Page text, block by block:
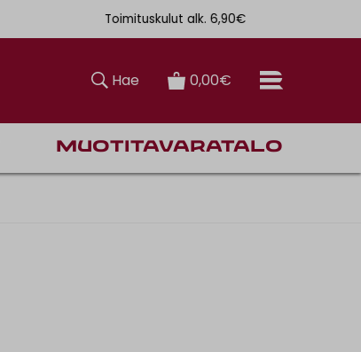
Toimituskulut alk. 6,90€
Hae 0,00€
Muotitavaratalo